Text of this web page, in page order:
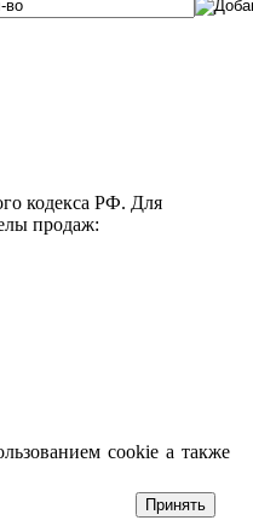
кодекса РФ. Для
продаж:
cookie а также
Принять